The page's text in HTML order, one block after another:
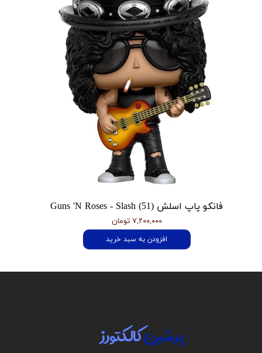
فانکو پاپ اسلش Guns 'N Roses - Slash (51)
۷,۲۰۰,۰۰۰ تومان
افزودن به سبد خرید
پرشینکالکتورز